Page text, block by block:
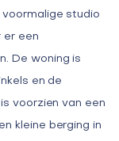
studio
er een
De woning is
en de
voorzien van een
kleine berging in